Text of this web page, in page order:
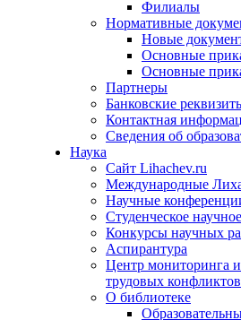
Филиалы
Нормативные
Новые
Основные
Основные
Партнеры
Банковские
Контактная
Сведения об
Наука
Сайт Lihachev.ru
Международные
Научные
Студенческое
Конкурсы научных
Аспирантура
Центр мониторинга
трудовых конфликтов
О библиотеке